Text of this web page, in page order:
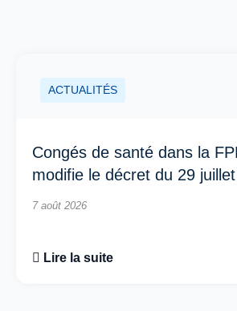
ACTUALITÉS
Congés de santé dans la
modifie le décret du 29
7 août 2026
Lire la suite